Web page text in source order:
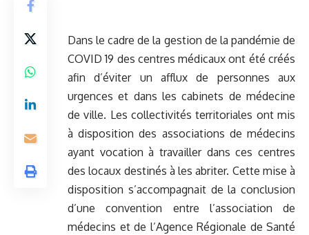
Dans le cadre de la gestion de la pandémie de
COVID 19 des centres médicaux ont été créés
afin d’éviter un afflux de personnes aux
urgences et dans les cabinets de médecine
de ville. Les collectivités territoriales ont mis
à disposition des associations de médecins
ayant vocation à travailler dans ces centres
des locaux destinés à les abriter. Cette mise à
disposition s’accompagnait de la conclusion
d’une convention entre l’association de
médecins et de l’Agence Régionale de Santé